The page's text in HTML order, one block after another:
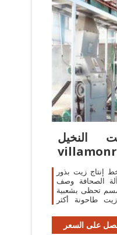
-
إنتاج زيت بذور
الصحافة وصف
تحظى بشعبية
طاحونة أكثر
على السعر